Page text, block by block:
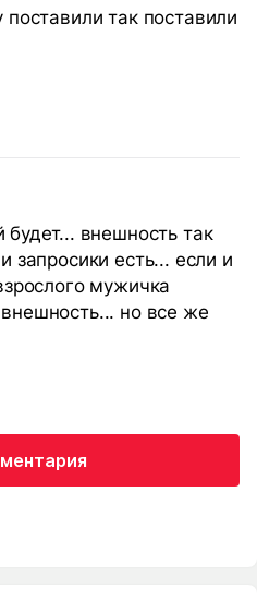
так поставили
внешность так
запросики есть... если и
мужичка
но все же